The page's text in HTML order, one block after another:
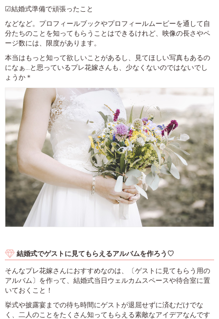
☑結婚式準備で頑張ったこと
などなど。プロフィールブックやプロフィールムービーを通して自
分たちのことを知ってもらうことはできるけれど、映像の長さやペ
ージ数には、限度があります。
本当はもっと知って欲しいことがあるし、見てほしい写真もあるの
になぁ…と思っているプレ花嫁さんも、少なくないのではないでし
ょうか＊
結婚式でゲストに見てもらえるアルバムを作ろう♡
そんなプレ花嫁さんにおすすめなのは、〔ゲストに見てもらう用の
アルバム〕を作って、結婚式当日ウェルカムスペースや待合室に置
いておくこと！
挙式や披露宴までの待ち時間にゲストが退屈せずに済むだけでな
く、二人のことをたくさん知ってもらえる素敵なアイデアなんです